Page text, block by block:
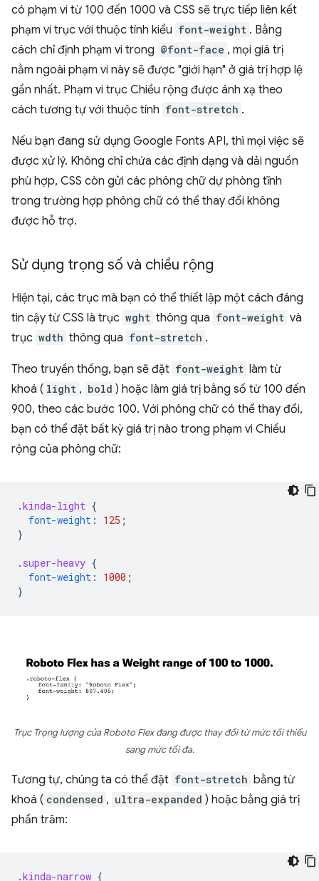
có phạm vi từ 100 đến 1000 và CSS sẽ trực tiếp liên kết
phạm vi trục với thuộc tính kiểu font-weight . Bằng
cách chỉ định phạm vi trong @font-face , mọi giá trị
nằm ngoài phạm vi này sẽ được "giới hạn" ở giá trị hợp lệ
gần nhất. Phạm vi trục Chiều rộng được ánh xạ theo
cách tương tự với thuộc tính font-stretch .
Nếu bạn đang sử dụng Google Fonts API, thì mọi việc sẽ
được xử lý. Không chỉ chứa các định dạng và dải nguồn
phù hợp, CSS còn gửi các phông chữ dự phòng tĩnh
trong trường hợp phông chữ có thể thay đổi không
được hỗ trợ.
Sử dụng trọng số và chiều rộng
Hiện tại, các trục mà bạn có thể thiết lập một cách đáng
tin cậy từ CSS là trục wght thông qua font-weight và
trục wdth thông qua font-stretch .
Theo truyền thống, bạn sẽ đặt font-weight làm từ
khoá ( light , bold ) hoặc làm giá trị bằng số từ 100 đến
900, theo các bước 100. Với phông chữ có thể thay đổi,
bạn có thể đặt bất kỳ giá trị nào trong phạm vi Chiều
rộng của phông chữ:
.kinda-light {
font-weight : 125 ;
}
. super-heavy {
font-weight : 1000 ;
}
Trục Trọng lượng của Roboto Flex đang được thay đổi từ mức tối thiểu
sang mức tối đa.
Tương tự, chúng ta có thể đặt font-stretch bằng từ
khoá ( condensed , ultra-expanded ) hoặc bằng giá trị
phần trăm:
.kinda-narrow {